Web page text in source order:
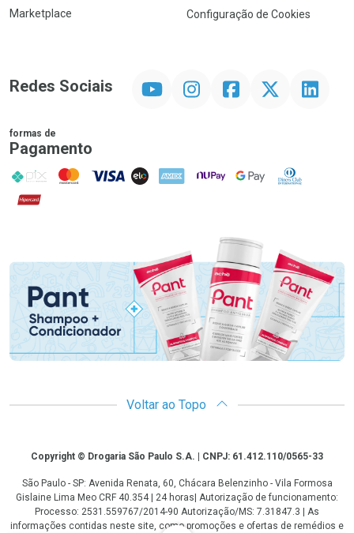
Marketplace
Configuração de Cookies
Redes Sociais InstagramFacebookTwitter Linkedin
formas de
Pagamento
PIX MasterCard
VISA ELO AMEX NuPay Google PayDiners Club
Hipercard
Voltar ao Topo
CopyrightCopyright © Drogaria São Paulo S.A. | CNPJ: 61.412.110/0565-33
São Paulo - SP: Avenida Renata, 60, Chácara Belenzinho - Vila Formosa
Gislaine Lima Meo CRF 40.354 | 24 horas| Autorização de funcionamento:
Processo: 2531.559767/2014-90 Autorização/MS: 7.31847.3 | As
informações contidas neste site, como promoções e ofertas de remédios e